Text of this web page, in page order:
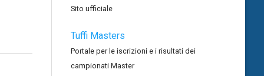
Sito ufficiale
Tuffi Masters
Portale per le iscrizioni e i risultati dei
campionati Master